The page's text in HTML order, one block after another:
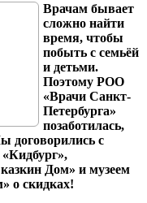
Врачам бывает
сложно найти
время, чтобы
побыть с семьёй
и детьми.
Поэтому РОО
«Врачи Санкт-
Петербурга»
позаботилась,
договорились с
Дом» и музеем
о скидках!